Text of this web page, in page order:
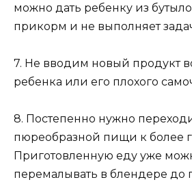
можно дать ребенку из
прикорм и не выполняет
7. Не вводим новый продукт
ребенка или его плохого
8. Постепенно нужно
пюреобразной пищи к более
Приготовленную еду уже
перемалывать в блендере до